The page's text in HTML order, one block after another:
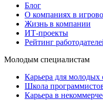
Блог
О компаниях в
Жизнь в компании
ИТ-проекты
Рейтинг
Молодым специалистам
Карьера для молодых
Школа
Карьера в